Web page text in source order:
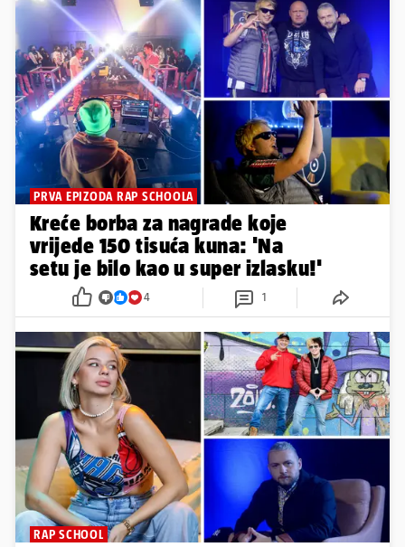
PRVA EPIZODA RAP SCHOOLA
Kreće borba za nagrade koje
vrijede 150 tisuća kuna: 'Na
setu je bilo kao u super izlasku!'
4 1
RAP SCHOOL